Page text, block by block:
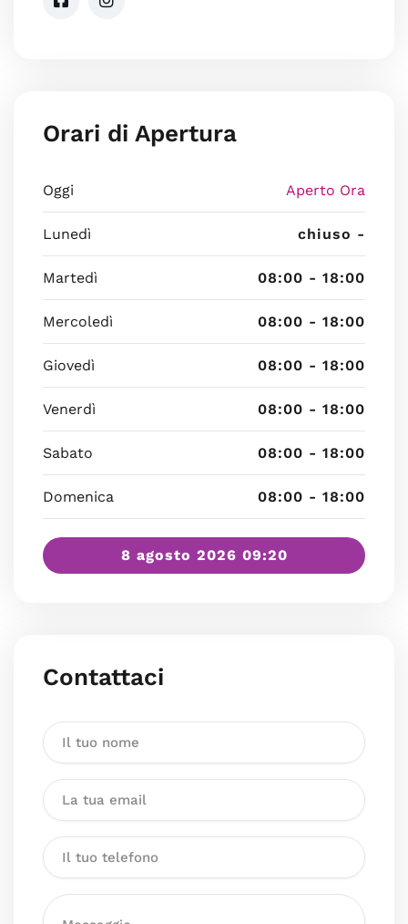
Orari di Apertura
Oggi Aperto Ora
Lunedì chiuso -
Martedì 08:00 - 18:00
Mercoledì 08:00 - 18:00
Giovedì 08:00 - 18:00
Venerdì 08:00 - 18:00
Sabato 08:00 - 18:00
Domenica 08:00 - 18:00
8 agosto 2026 09:20
Contattaci